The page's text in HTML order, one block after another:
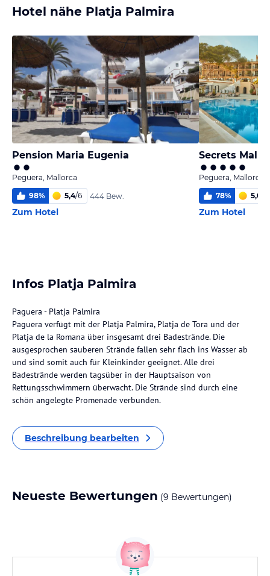
Hotel nähe Platja Palmira
Pension Maria Eugenia
Peguera, Mallorca
98% 5,4/6 444 Bew.
Zum Hotel
Peguera, Mallorca
78% 5,0
Zum Hotel
Infos Platja Palmira
Paguera - Platja Palmira
Paguera verfügt mit der Platja Palmira, Platja de Tora und der
Platja de la Romana über insgesamt drei Badestrände. Die
ausgesprochen sauberen Strände fallen sehr flach ins Wasser ab
und sind somit auch für Kleinkinder geeignet. Alle drei
Badestrände werden tagsüber in der Hauptsaison von
Rettungsschwimmern überwacht. Die Strände sind durch eine
schön angelegte Promenade verbunden.
Beschreibung bearbeiten
Neueste Bewertungen (9 Bewertungen)